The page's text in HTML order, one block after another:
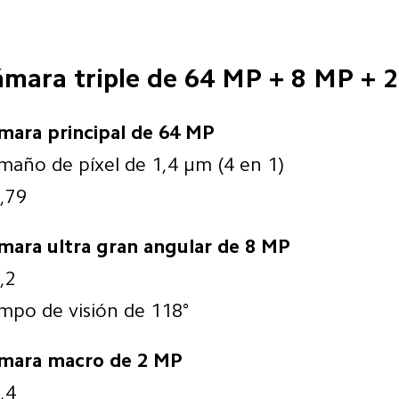
triple de 64 MP + 8 MP +
de píxel de 1,4 μm (4 en 1)
ultra gran angular de 8 MP
de visión de 118°
macro de 2 MP